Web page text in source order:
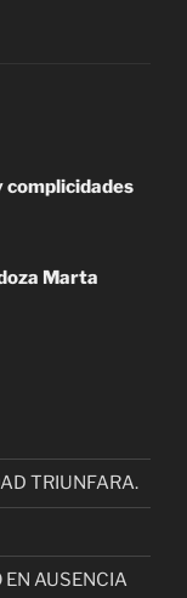
complicidades
Marta
TRIUNFARA.
EN AUSENCIA